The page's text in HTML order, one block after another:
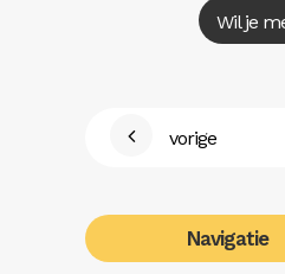
Wil je
vorige
Navigatie